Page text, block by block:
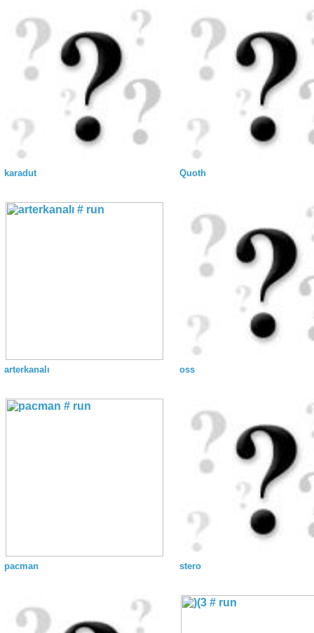
karadut Quoth
arterkanalı oss
pacman stero